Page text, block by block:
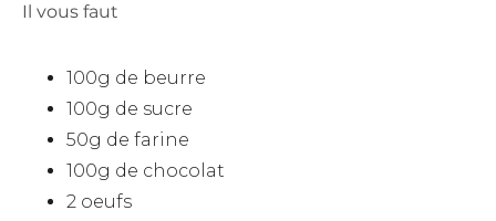
Il vous faut
100g de beurre
100g de sucre
50g de farine
100g de chocolat
2 oeufs